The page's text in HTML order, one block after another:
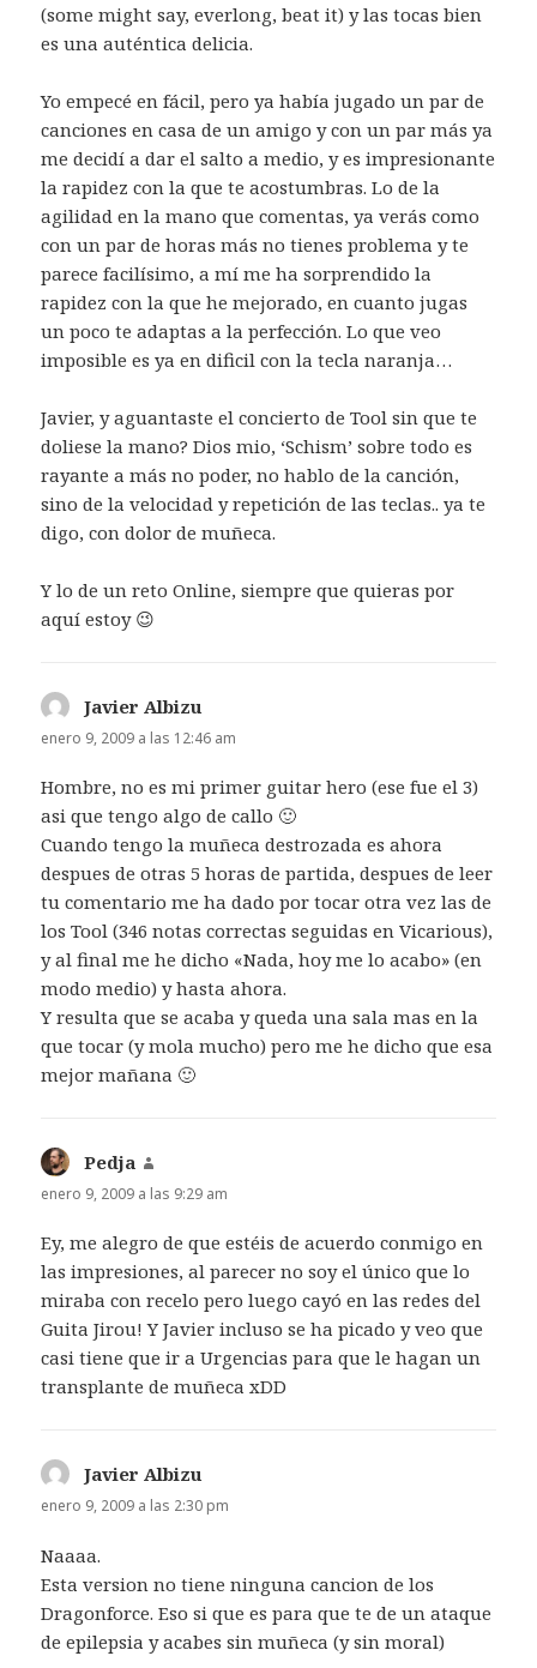
(some might say, everlong, beat it) y las tocas bien
es una auténtica delicia.
Yo empecé en fácil, pero ya había jugado un par de
canciones en casa de un amigo y con un par más ya
me decidí a dar el salto a medio, y es impresionante
la rapidez con la que te acostumbras. Lo de la
agilidad en la mano que comentas, ya verás como
con un par de horas más no tienes problema y te
parece facilísimo, a mí me ha sorprendido la
rapidez con la que he mejorado, en cuanto jugas
un poco te adaptas a la perfección. Lo que veo
imposible es ya en dificil con la tecla naranja…
Javier, y aguantaste el concierto de Tool sin que te
doliese la mano? Dios mio, ‘Schism’ sobre todo es
rayante a más no poder, no hablo de la canción,
sino de la velocidad y repetición de las teclas.. ya te
digo, con dolor de muñeca.
Y lo de un reto Online, siempre que quieras por
aquí estoy 😉
Javier Albizu
enero 9, 2009 a las 12:46 am
Hombre, no es mi primer guitar hero (ese fue el 3)
asi que tengo algo de callo 🙂
Cuando tengo la muñeca destrozada es ahora
despues de otras 5 horas de partida, despues de leer
tu comentario me ha dado por tocar otra vez las de
los Tool (346 notas correctas seguidas en Vicarious),
y al final me he dicho «Nada, hoy me lo acabo» (en
modo medio) y hasta ahora.
Y resulta que se acaba y queda una sala mas en la
que tocar (y mola mucho) pero me he dicho que esa
mejor mañana 🙂
Pedja
enero 9, 2009 a las 9:29 am
Ey, me alegro de que estéis de acuerdo conmigo en
las impresiones, al parecer no soy el único que lo
miraba con recelo pero luego cayó en las redes del
Guita Jirou! Y Javier incluso se ha picado y veo que
casi tiene que ir a Urgencias para que le hagan un
transplante de muñeca xDD
Javier Albizu
enero 9, 2009 a las 2:30 pm
Naaaa.
Esta version no tiene ninguna cancion de los
Dragonforce. Eso si que es para que te de un ataque
de epilepsia y acabes sin muñeca (y sin moral)